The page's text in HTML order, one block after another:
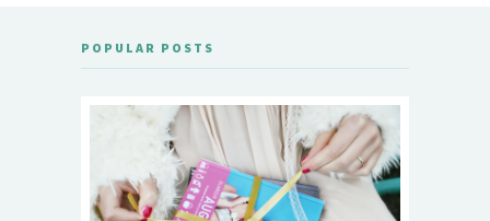
POPULAR POSTS